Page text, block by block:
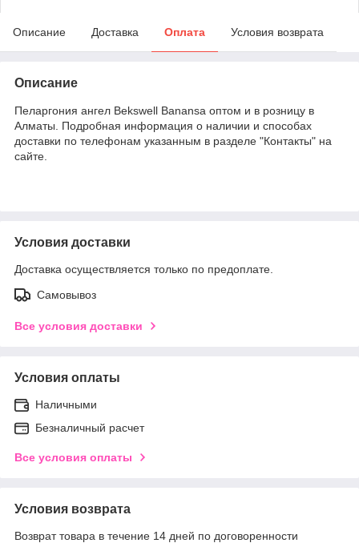
Описание Доставка Оплата Условия возврата
Описание
Пеларгония ангел Bekswell Banansa оптом и в розницу в
Алматы. Подробная информация о наличии и способах
доставки по телефонам указанным в разделе "Контакты" на
сайте.
Условия доставки
Доставка осуществляется только по предоплате.
Самовывоз
Все условия доставки
Условия оплаты
Наличными
Безналичный расчет
Все условия оплаты
Условия возврата
Возврат товара в течение 14 дней по договоренности